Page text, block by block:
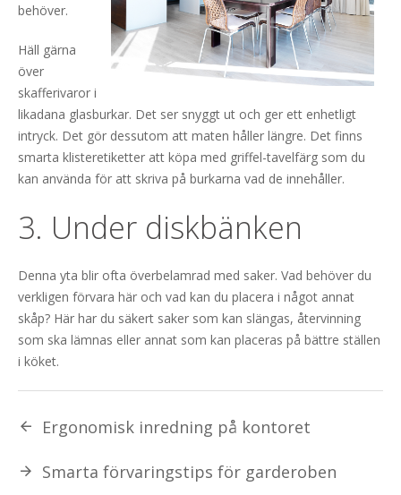
behöver.
Häll gärna
över
skafferivaror i
likadana glasburkar. Det ser snyggt ut och ger ett enhetligt
intryck. Det gör dessutom att maten håller längre. Det finns
smarta klisteretiketter att köpa med griffel-tavelfärg som du
kan använda för att skriva på burkarna vad de innehåller.
3. Under diskbänken
Denna yta blir ofta överbelamrad med saker. Vad behöver du
verkligen förvara här och vad kan du placera i något annat
skåp? Här har du säkert saker som kan slängas, återvinning
som ska lämnas eller annat som kan placeras på bättre ställen
i köket.
Ergonomisk inredning på kontoret
Smarta förvaringstips för garderoben